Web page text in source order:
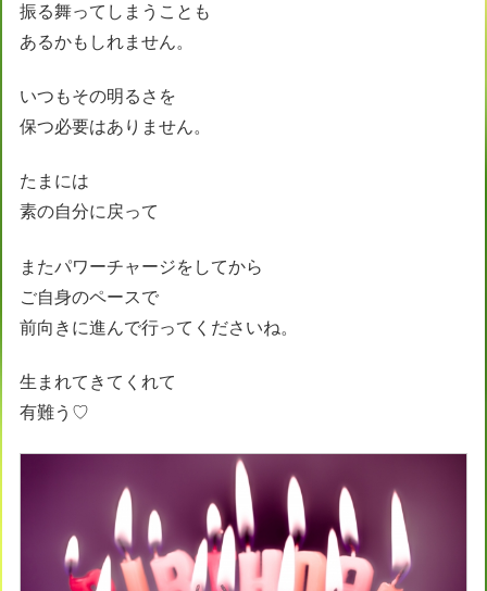
振る舞ってしまうことも
あるかもしれません。
いつもその明るさを
保つ必要はありません。
たまには
素の自分に戻って
またパワーチャージをしてから
ご自身のペースで
前向きに進んで行ってくださいね。
生まれてきてくれて
有難う♡